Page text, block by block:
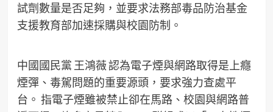
試劑數量是否足夠，並要求法務部毒品防治基金
支援教育部加速採購與校園防制。
中國國民黨 王鴻薇 認為電子煙與網路取得是上癮
煙彈、毒駕問題的重要源頭，要求強力查處平
台。 指電子煙雖被禁止卻在馬路、校園與網路普